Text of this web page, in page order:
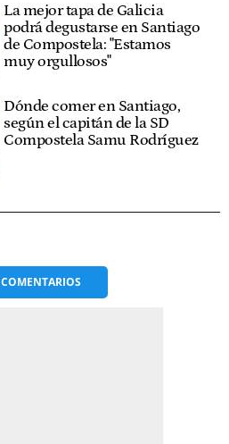
La mejor tapa de Galicia
podrá degustarse en Santiago
de Compostela: "Estamos
muy orgullosos"
Dónde comer en Santiago,
según el capitán de la SD
Compostela Samu Rodríguez
COMENTARIOS